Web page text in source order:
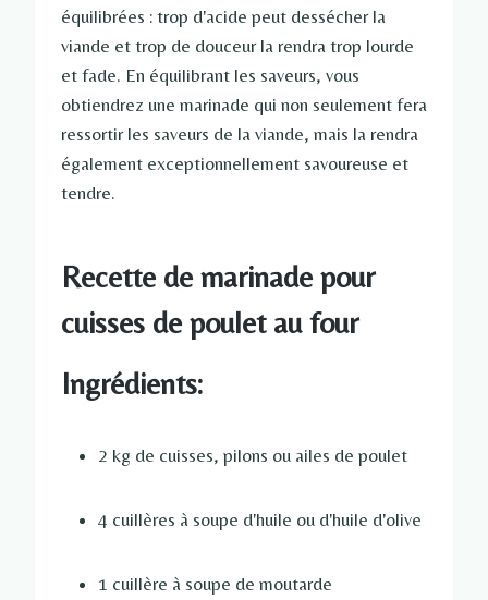
équilibrées : trop d'acide peut dessécher la
viande et trop de douceur la rendra trop lourde
et fade. En équilibrant les saveurs, vous
obtiendrez une marinade qui non seulement fera
ressortir les saveurs de la viande, mais la rendra
également exceptionnellement savoureuse et
tendre.
Recette de marinade pour
cuisses de poulet au four
Ingrédients:
2 kg de cuisses, pilons ou ailes de poulet
4 cuillères à soupe d'huile ou d'huile d'olive
1 cuillère à soupe de moutarde